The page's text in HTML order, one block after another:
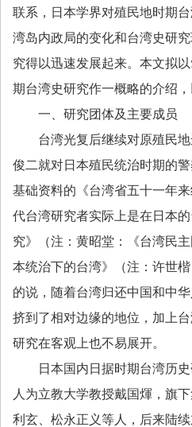
联系，日本学界对殖民地时期
湾岛内政局的变化和台湾史研
究得以迅速发展起来。本文拟
期台湾史研究作一概略的介绍，
一、研究团体及主要成员
台湾光复后继续对原殖民
俊二就对日本殖民统治时期的
基础资料的《台湾省五十一年
代台湾研究者实际上是在日本
究》（注：黄昭堂：《台湾民
本统治下的台湾》（注：许世
的说，随着台湾归还中国和中
挤到了相对边缘的地位，加上
研究在客观上也不易展开。
日本国内日据时期台湾历
人为立教大学教授戴国煇，旗
利玄、松永正义等人，后来陆